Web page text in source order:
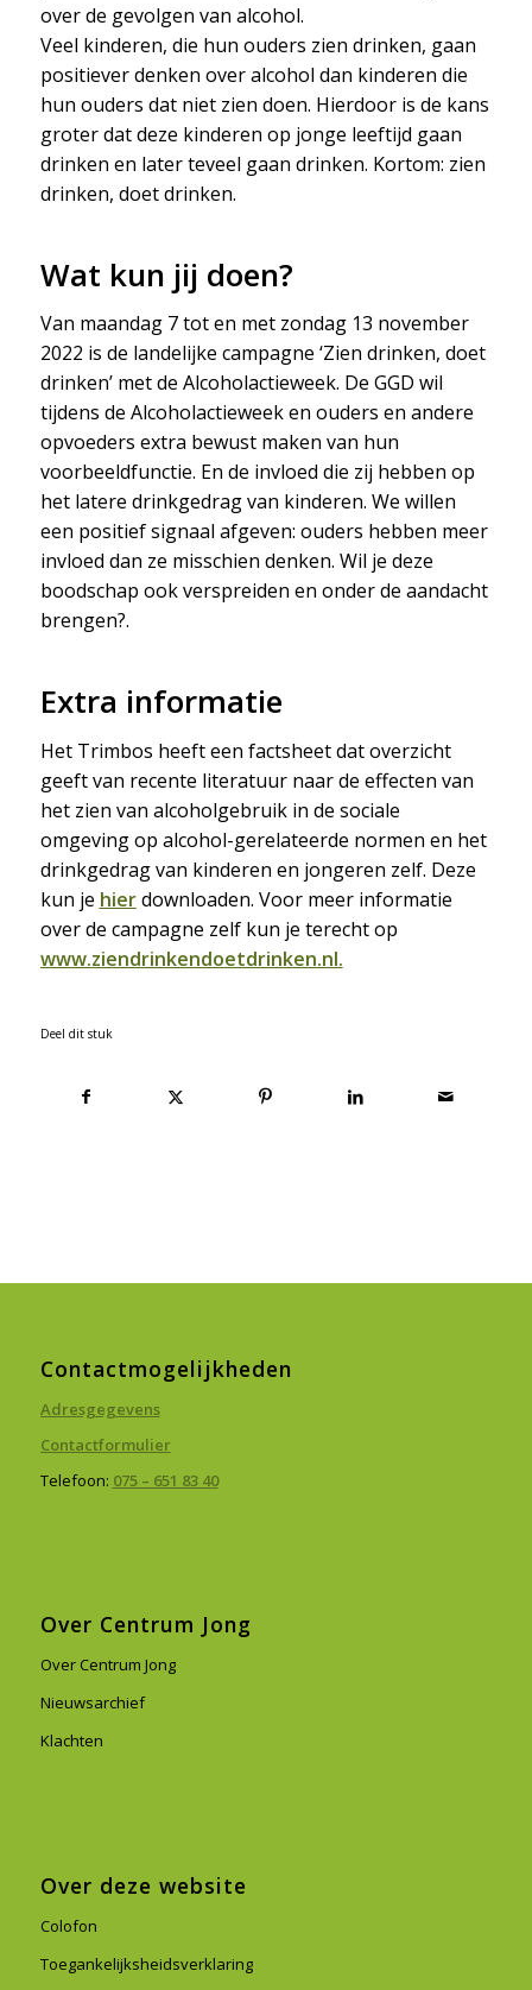
over de gevolgen van alcohol.
Veel kinderen, die hun ouders zien drinken, gaan
positiever denken over alcohol dan kinderen die
hun ouders dat niet zien doen. Hierdoor is de kans
groter dat deze kinderen op jonge leeftijd gaan
drinken en later teveel gaan drinken. Kortom: zien
drinken, doet drinken.
Wat kun jij doen?
Van maandag 7 tot en met zondag 13 november
2022 is de landelijke campagne ‘Zien drinken, doet
drinken’ met de Alcoholactieweek. De GGD wil
tijdens de Alcoholactieweek en ouders en andere
opvoeders extra bewust maken van hun
voorbeeldfunctie. En de invloed die zij hebben op
het latere drinkgedrag van kinderen. We willen
een positief signaal afgeven: ouders hebben meer
invloed dan ze misschien denken. Wil je deze
boodschap ook verspreiden en onder de aandacht
brengen?.
Extra informatie
Het Trimbos heeft een factsheet dat overzicht
geeft van recente literatuur naar de effecten van
het zien van alcoholgebruik in de sociale
omgeving op alcohol-gerelateerde normen en het
drinkgedrag van kinderen en jongeren zelf. Deze
kun je hierdownloaden. Voor meer informatie
over de campagne zelf kun je terecht op
www.ziendrinkendoetdrinken.nl.
Deel dit stuk
Contactmogelijkheden
Adresgegevens
Contactformulier
Telefoon: 075 – 651 83 40
Over Centrum Jong
Over Centrum Jong
Nieuwsarchief
Klachten
Over deze website
Colofon
Toegankelijksheidsverklaring